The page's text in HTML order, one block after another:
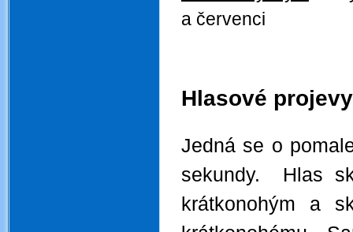
a červenci
Hlasové
Jedná se o
sekundy. Hlas
krátkonohým a